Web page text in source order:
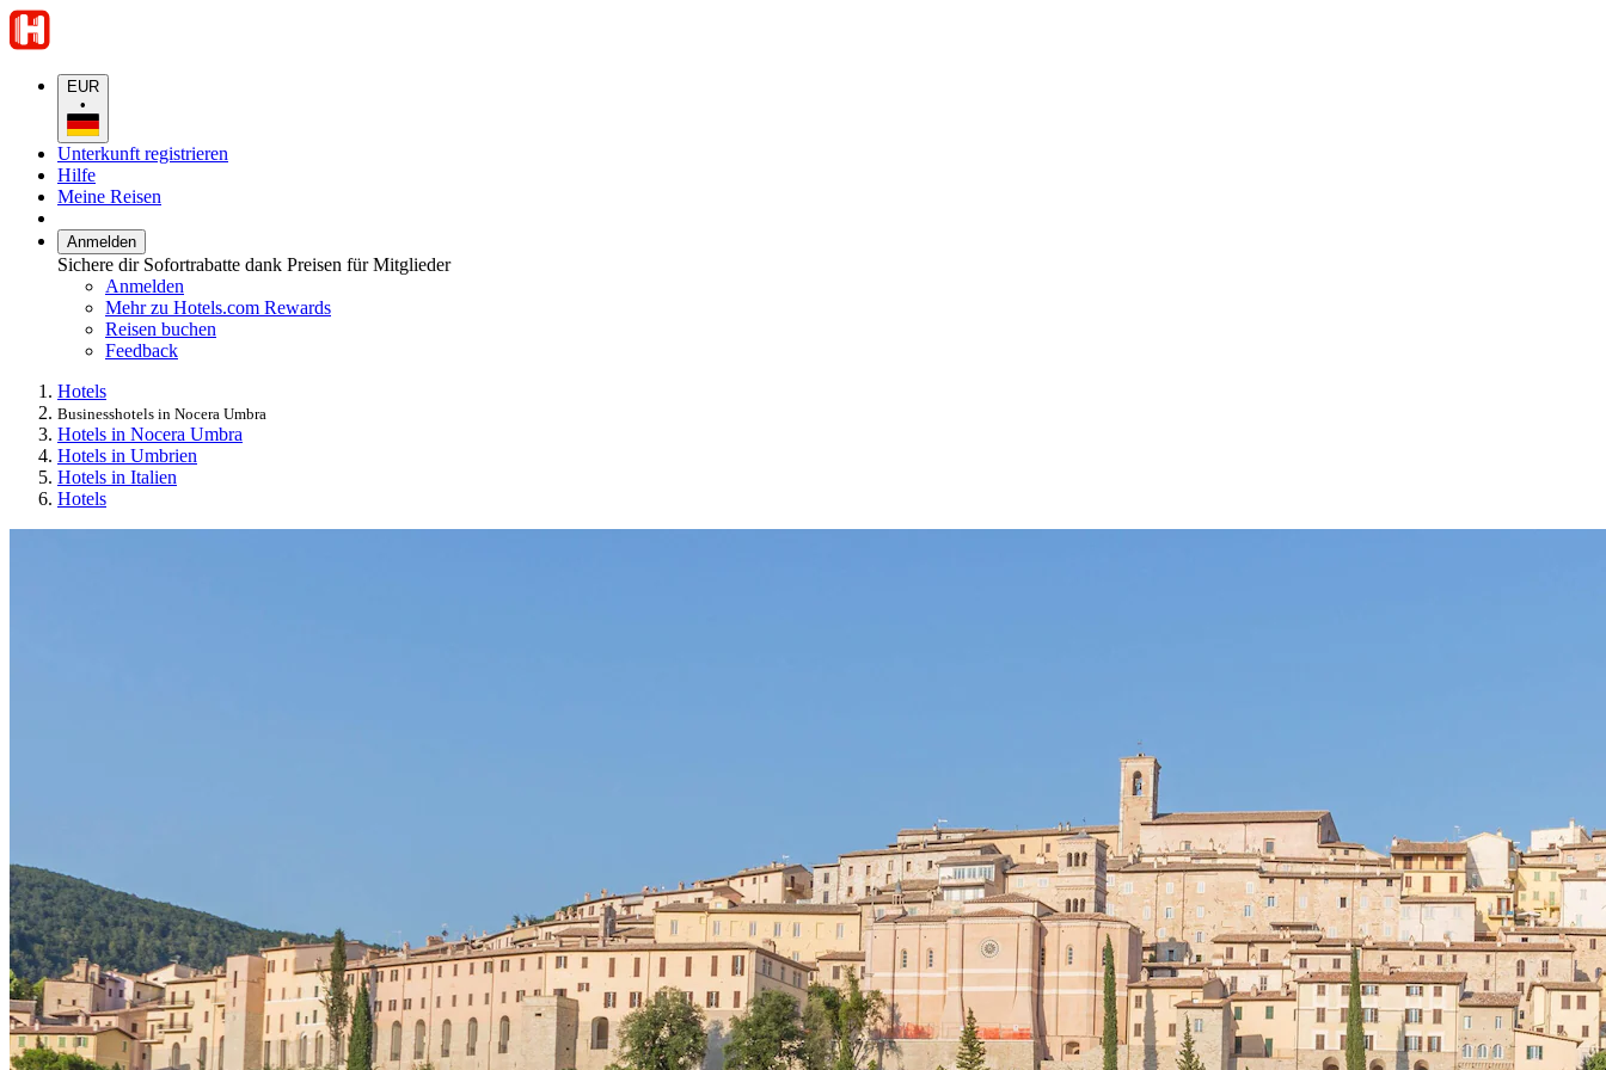
EUR
•
Unterkunft registrieren
Hilfe
Meine Reisen
Anmelden
Sichere dir Sofortrabatte dank Preisen für Mitglieder
Anmelden
Mehr zu Hotels.com Rewards
Reisen buchen
Feedback
Hotels
Businesshotels in Nocera Umbra
Hotels in Nocera Umbra
Hotels in Umbrien
Hotels in Italien
Hotels